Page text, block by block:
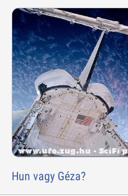
Hun vagy Géza?